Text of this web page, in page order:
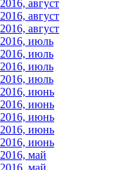
август
август
август
июль
июль
июль
июль
июнь
июнь
июнь
июнь
июнь
май
май